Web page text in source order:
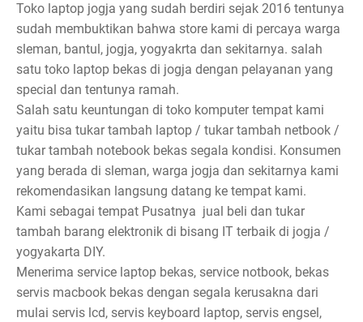
Toko laptop jogja yang sudah berdiri sejak 2016 tentunya
sudah membuktikan bahwa store kami di percaya warga
sleman, bantul, jogja, yogyakrta dan sekitarnya. salah
satu toko laptop bekas di jogja dengan pelayanan yang
special dan tentunya ramah.
Salah satu keuntungan di toko komputer tempat kami
yaitu bisa tukar tambah laptop / tukar tambah netbook /
tukar tambah notebook bekas segala kondisi. Konsumen
yang berada di sleman, warga jogja dan sekitarnya kami
rekomendasikan langsung datang ke tempat kami.
Kami sebagai tempat Pusatnya jual beli dan tukar
tambah barang elektronik di bisang IT terbaik di jogja /
yogyakarta DIY.
Menerima service laptop bekas, service notbook, bekas
servis macbook bekas dengan segala kerusakna dari
mulai servis lcd, servis keyboard laptop, servis engsel,